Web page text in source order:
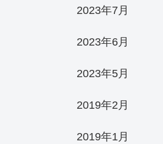
2023年7月
2023年6月
2023年5月
2019年2月
2019年1月